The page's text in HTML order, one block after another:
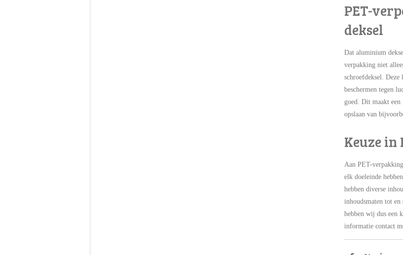
PET-
deksel
Dat aluminium
verpakking niet
schroefdeksel. Deze
beschermen tegen
goed. Dit maakt
opslaan van
Keuze in
Aan PET-
elk doeleinde
hebben diverse
inhoudsmaten tot
hebben wij dus een
informatie contact